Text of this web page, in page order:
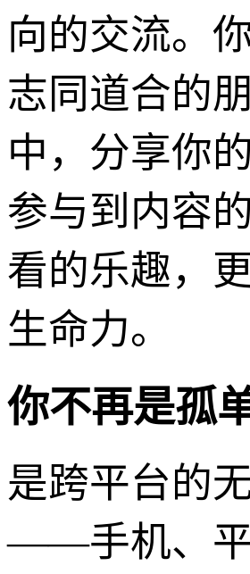
向的交流。
志同道合的
中，分享你
参与到内容
看的乐趣，
生命力。
你不再是孤
是跨平台的
——手机、平